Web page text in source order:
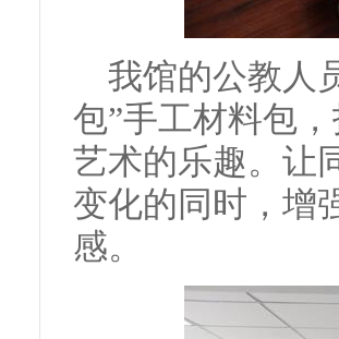
我馆的公教人
包”手工材料包
艺术的乐趣。让
变化的同时，增
感。